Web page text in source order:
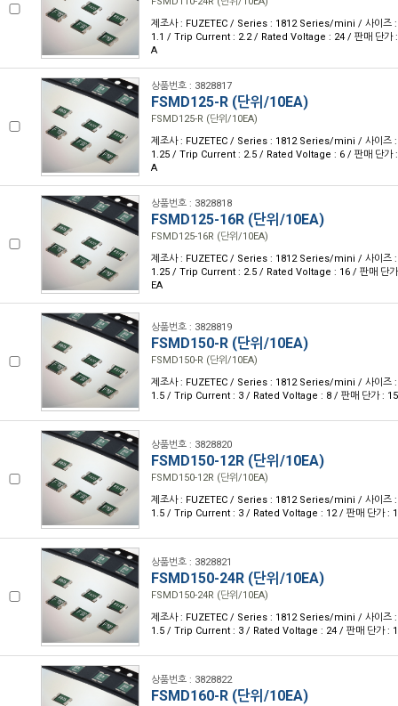
제조사 : FUZETEC / Series : 1812 Series/mini / 사이
1.1 / Trip Current : 2.2 / Rated Voltage : 24 / 판매 단가 :
A
상품번호 : 3828817
FSMD125-R (단위/10EA)
FSMD125-R (단위/10EA)
제조사 : FUZETEC / Series : 1812 Series/mini / 사이
1.25 / Trip Current : 2.5 / Rated Voltage : 6 / 판매 단가 :
A
상품번호 : 3828818
FSMD125-16R (단위/10EA)
FSMD125-16R (단위/10EA)
제조사 : FUZETEC / Series : 1812 Series/mini / 사이
1.25 / Trip Current : 2.5 / Rated Voltage : 16 / 판매 단가
EA
상품번호 : 3828819
FSMD150-R (단위/10EA)
FSMD150-R (단위/10EA)
제조사 : FUZETEC / Series : 1812 Series/mini / 사이
1.5 / Trip Current : 3 / Rated Voltage : 8 / 판매 단가 :
상품번호 : 3828820
FSMD150-12R (단위/10EA)
FSMD150-12R (단위/10EA)
제조사 : FUZETEC / Series : 1812 Series/mini / 사이
1.5 / Trip Current : 3 / Rated Voltage : 12 / 판매 단가 :
상품번호 : 3828821
FSMD150-24R (단위/10EA)
FSMD150-24R (단위/10EA)
제조사 : FUZETEC / Series : 1812 Series/mini / 사이
1.5 / Trip Current : 3 / Rated Voltage : 24 / 판매 단가 :
상품번호 : 3828822
FSMD160-R (단위/10EA)